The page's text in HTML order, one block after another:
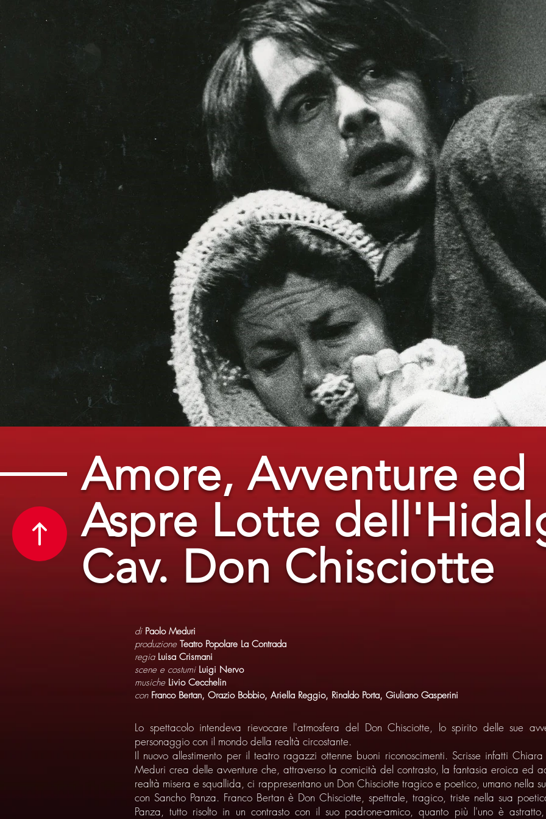
Amore, Avventure ed
Aspre Lotte
Cav. Don Chisciotte
diPaolo Meduri
produzione Teatro Popolare La Contrada
regiaLuisa Crismani
scene e costumiLuigi Nervo
musiche Livio Cecchelin
con Franco Bertan, Orazio Bobbio, Ariella Reggio, Rinaldo Porta, Giuliano Gasperini
Lo spettacolo intendeva rievocare l'atmosfera del Don Chisciotte, lo spirito delle sue
personaggio con il mondo della realtà circostante.
Il nuovo allestimento per il teatro ragazzi ottenne buoni riconoscimenti. Scrisse infatti Chiara
Meduri crea delle avventure che, attraverso la comicità del contrasto, la fantasia eroica ed
realtà misera e squallida, ci rappresentano un Don Chisciotte tragico e poetico, umano nella
con Sancho Panza. Franco Bertan è Don Chisciotte, spettrale, tragico, triste nella sua
Panza, tutto risolto in un contrasto con il suo padrone-amico, quanto più l'uno è